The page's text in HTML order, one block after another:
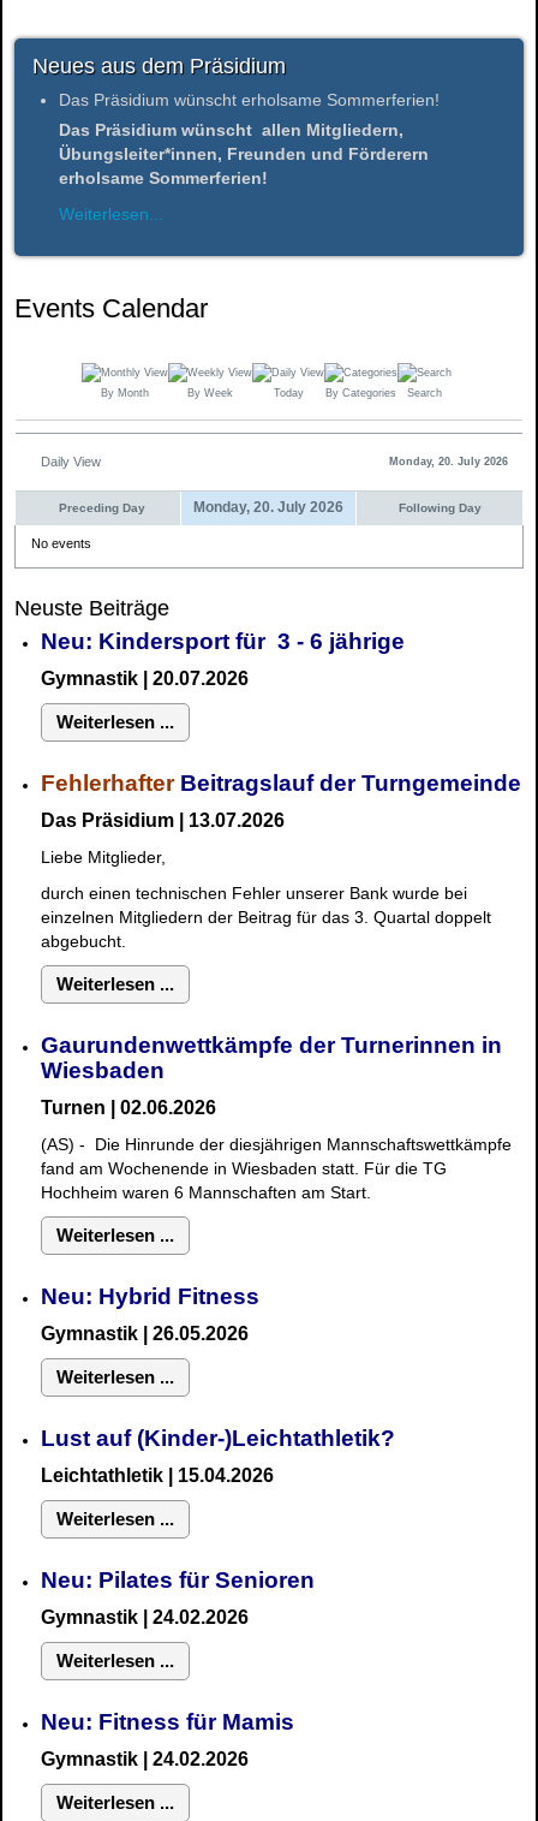
Neues aus dem Präsidium
Das Präsidium wünscht erholsame Sommerferien!
Das Präsidium wünscht allen Mitgliedern,
Übungsleiter*innen, Freunden und Förderern
erholsame Sommerferien!
Weiterlesen...
Events Calendar
By Month By Week Today By Categories Search
Daily View Monday, 20. July 2026
Preceding Day Monday, 20. July 2026 Following Day
No events
Neuste Beiträge
Neu: Kindersport für 3 - 6 jährige
Gymnastik | 20.07.2026
Weiterlesen ...
FehlerhafterBeitragslauf der Turngemeinde
Das Präsidium | 13.07.2026
Liebe Mitglieder,
durch einen technischen Fehler unserer Bank wurde bei
einzelnen Mitgliedern der Beitrag für das 3. Quartal doppelt
abgebucht.
Weiterlesen ...
Gaurundenwettkämpfe der Turnerinnen in
Wiesbaden
Turnen | 02.06.2026
(AS) - Die Hinrunde der diesjährigen Mannschaftswettkämpfe
fand am Wochenende in Wiesbaden statt. Für die TG
Hochheim waren 6 Mannschaften am Start.
Weiterlesen ...
Neu: Hybrid Fitness
Gymnastik | 26.05.2026
Weiterlesen ...
Lust auf (Kinder-)Leichtathletik?
Leichtathletik | 15.04.2026
Weiterlesen ...
Neu: Pilates für Senioren
Gymnastik | 24.02.2026
Weiterlesen ...
Neu: Fitness für Mamis
Gymnastik | 24.02.2026
Weiterlesen ...